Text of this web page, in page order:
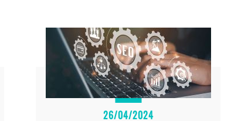
26/04/2024